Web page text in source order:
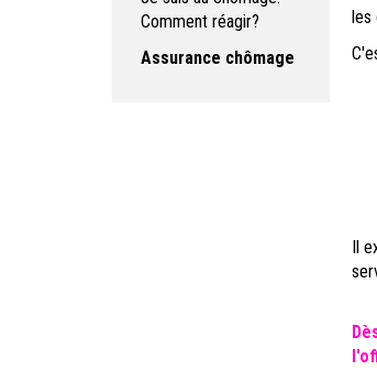
Comment réagir?
Assurance chômage
les
Il